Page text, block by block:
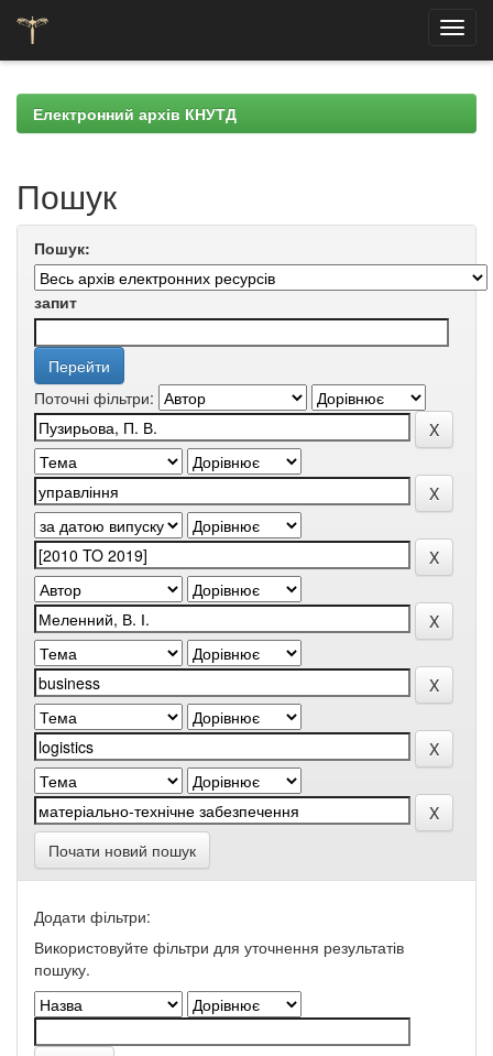
navigationЕлектронний архів КНУТД
Пошук
Пошук:
запит
Поточні фільтри:
Почати новий пошук
Додати фільтри:
Використовуйте фільтри для уточнення результатів
пошуку.